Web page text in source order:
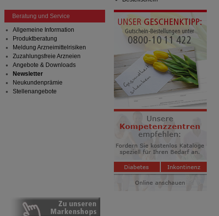
Beratung und Service
Allgemeine Information
Produktberatung
Meldung Arzneimittelrisiken
Zuzahlungsfreie Arzneien
Angebote & Downloads
Newsletter
Neukundenprämie
Stellenangebote